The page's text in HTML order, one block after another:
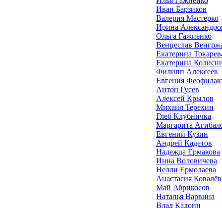
Иван Барзиков
Валерия Мастерко
Ирина
Ольга Гажиенко
Венцеслав
Екатерина
Екатерина
Филипп Алексеев
Евгения
Антон Гусев
Алексей Крылов
Михаил Терехин
Глеб Клубничка
Маргарита
Евгений Кузин
Андрей Кадетов
Надежда Ермакова
Инна Воловичева
Нелли Ермолаева
Анастасия
Май Абрикосов
Наталья Варвина
Влад Кадони